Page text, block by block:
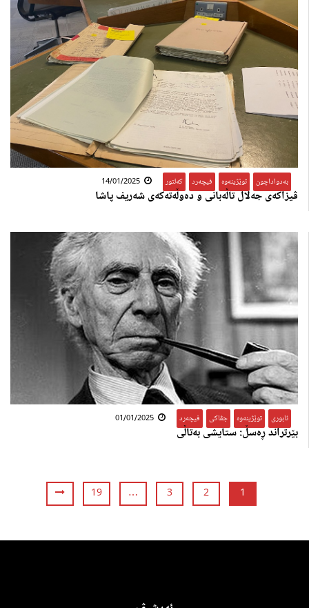
بەدواداچون توێژینەوە فیچەرد کەلتور 14/01/2025
ڤیزاکەی جەلال تاڵەبانی و دەوڵەتەکەی شەریف پاشا
ئابوری توێژینەوە جڤاکی فیچەرد 01/01/2025
بێرتراند ڕەسڵ: ستایشی بەتاڵی
1
2
3
…
19